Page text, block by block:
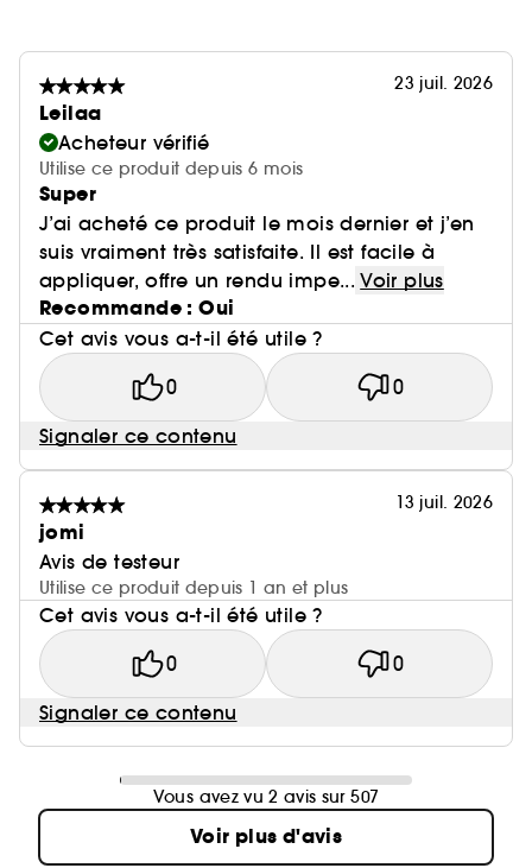
23 juil. 2026
Leilaa
Acheteur vérifié
Utilise ce produit depuis 6 mois
Super
J’ai acheté ce produit le mois dernier et j’en
suis vraiment très satisfaite. Il est facile à
appliquer, offre un rendu impe... Voir plus
Recommande : Oui
Cet avis vous a-t-il été utile ?
0 0
Signaler ce contenu
13 juil. 2026
jomi
Avis de testeur
Utilise ce produit depuis 1 an et plus
Cet avis vous a-t-il été utile ?
0 0
Signaler ce contenu
Vous avez vu 2 avis sur 507
Voir plus d'avis